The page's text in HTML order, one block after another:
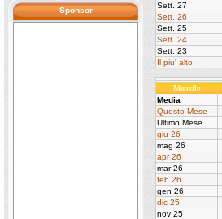
Sponsor
Sett. 27
Sett. 26
Sett. 25
Sett. 24
Sett. 23
Il piu' alto
Mensile
Media
Questo Mese
Ultimo Mese
giu 26
mag 26
apr 26
mar 26
feb 26
gen 26
dic 25
nov 25